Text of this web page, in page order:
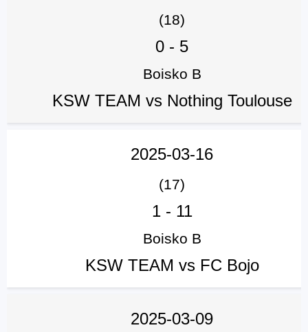
(18)
0 - 5
Boisko B
KSW TEAM vs Nothing Toulouse
2025-03-16
(17)
1- 11
Boisko B
KSW TEAM vs FC Bojo
2025-03-09